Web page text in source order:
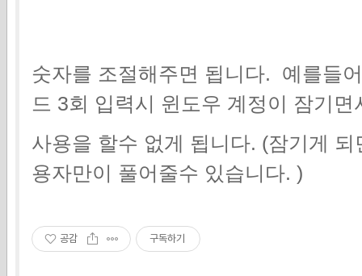
숫자를 조절해주면 됩니다. 예를들
드 3회 입력시 윈도우 계정이 잠기면
사용을 할수 없게 됩니다. (잠기게
용자만이 풀어줄수 있습니다. )
공감 구독하기